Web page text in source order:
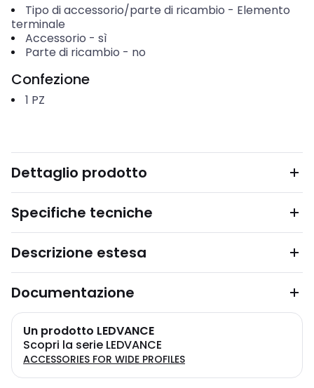
Tipo di accessorio/parte di ricambio - Elemento
terminale
Accessorio - sì
Parte di ricambio - no
Confezione
1 PZ
Dettaglio prodotto
Specifiche tecniche
Descrizione estesa
Documentazione
Un prodotto LEDVANCE
Scopri la serie LEDVANCE
ACCESSORIES FOR WIDE PROFILES